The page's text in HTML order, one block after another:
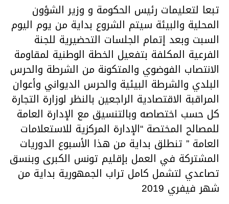
تبعا لتعليمات رئيس الحكومة و وزير الشؤون
المحلية والبيئة سيتم الشروع بداية من يوم اليوم
السبت وبعد إتمام الجلسات التحضيرية للجنة
الفرعية المكلفة بتفعيل الخطة الوطنية لمقاومة
الانتصاب الفوضوي والمتكونة من الشرطة والحرس
البلدي والشرطة البيئية والحرس الديواني وأعوان
المراقبة الاقتصادية الراجعين بالنظر لوزارة التجارة
كل حسب اختصاصه وبالتنسيق مع الإدارة العامة
للمصالح المختصة “الإدارة المركزية للاستعلامات
العامة ” تنطلق بداية من هذا الأسبوع الدوريات
المشتركة في العمل بإقليم تونس الكبرى وبنسق
تصاعدي لتشمل كامل تراب الجمهورية بداية من
شهر فيفري 2019